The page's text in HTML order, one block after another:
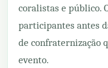
coralistas e público.
participantes antes
de confraternização
evento.